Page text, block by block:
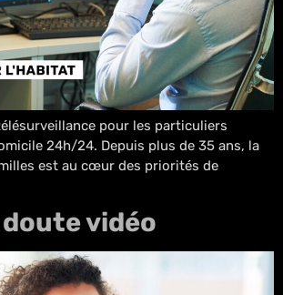
pour les particuliers
24h/24. Depuis plus de 35 ans, la
est au cœur des priorités de
doute vidéo